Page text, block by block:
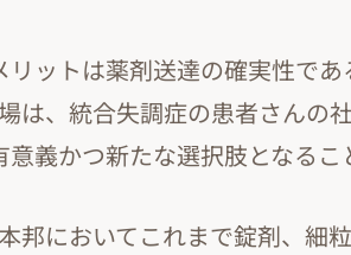
ットは薬剤送達の確実性で
は、統合失調症の患者さんの
義かつ新たな選択肢となるこ
邦においてこれまで錠剤、細